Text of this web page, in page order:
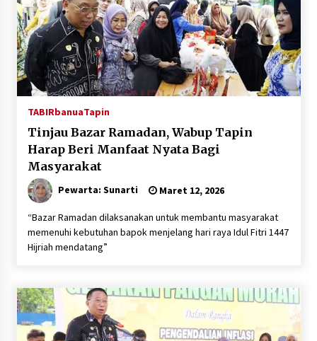
TABIRbanuaTapin
Tinjau Bazar Ramadan, Wabup Tapin
Harap Beri Manfaat Nyata Bagi
Masyarakat
Pewarta: Sunarti Maret 12, 2026
“Bazar Ramadan dilaksanakan untuk membantu masyarakat
memenuhi kebutuhan bapok menjelang hari raya Idul Fitri 1447
Hijriah mendatang”